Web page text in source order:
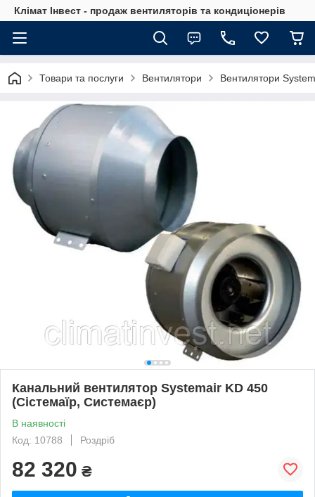
Клімат Інвест - продаж вентиляторів та кондиціонерів
Товари та послуги Вентилятори Вентилятори
Канальний вентилятор Systemair KD 450
(Сістемаїр, Системаєр)
В наявності
Код: 10788
Роздріб
82 320 ₴